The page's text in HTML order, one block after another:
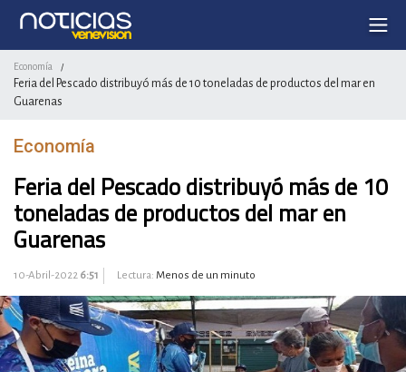
Economía /
Feria del Pescado distribuyó más de 10 toneladas de productos del mar en
Guarenas
Economía
Feria del Pescado distribuyó más de 10
toneladas de productos del mar en
Guarenas
10-Abril-2022 6:51 Lectura: Menos de un minuto